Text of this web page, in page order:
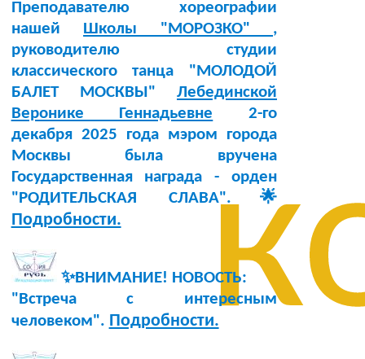
Преподавателю хореографии
нашей Школы "МОРОЗКО" ,
руководителю студии
классического танца "МОЛОДОЙ
БАЛЕТ МОСКВЫ" Лебединской
Веронике Геннадьевне 2-го
декабря 2025 года мэром города
Москвы была вручена
Государственная награда - орден
"РОДИТЕЛЬСКАЯ СЛАВА".🌟
Подробности.
✨ВНИМАНИЕ! НОВОСТЬ:
"Встреча с интересным
человеком". Подробности.